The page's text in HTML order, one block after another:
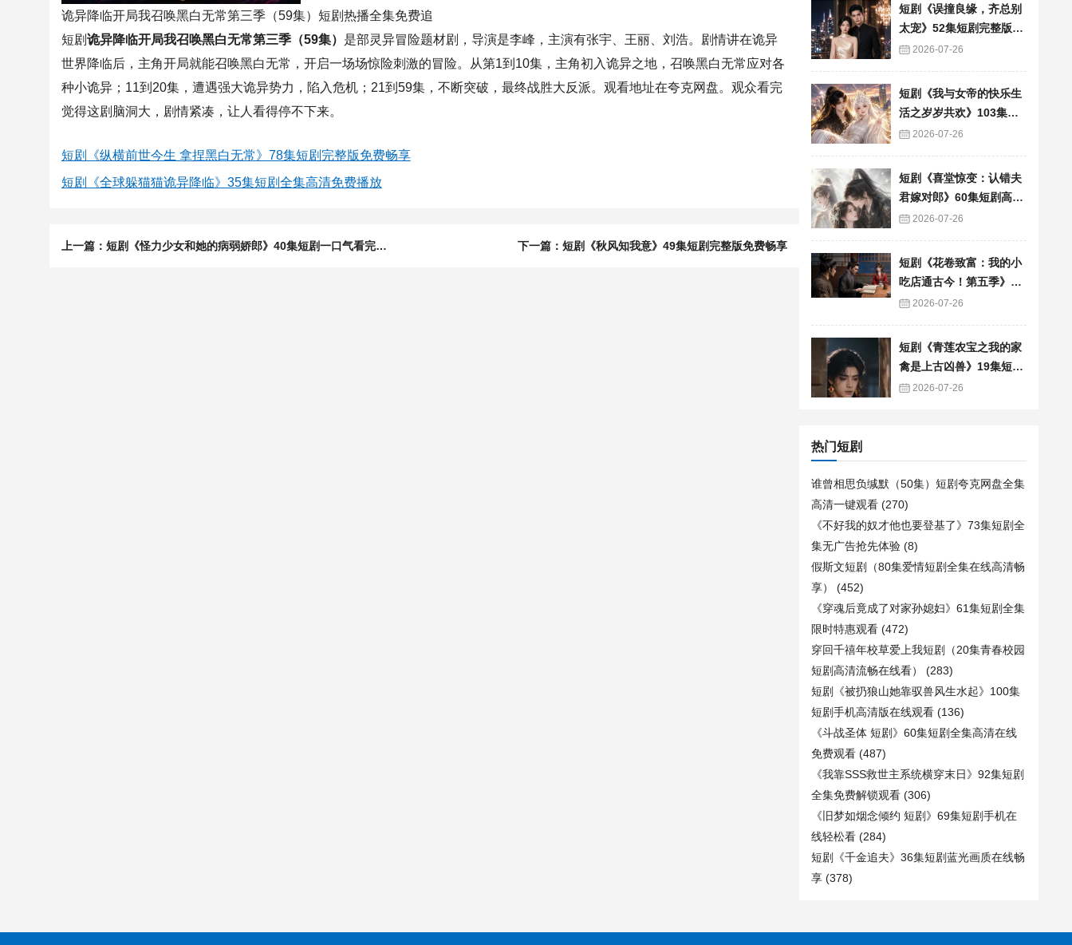
诡异降临开局我召唤黑白无常第三季（59集）短剧热播全集免费追
短剧诡异降临开局我召唤黑白无常第三季（59集） 是部灵异冒险题材剧，导演是李峰，主演有张宇、王丽、刘浩。剧情讲在诡异
世界降临后，主角开局就能召唤黑白无常，开启一场场惊险刺激的冒险。从第1到10集，主角初入诡异之地，召唤黑白无常应对各
种小诡异；11到20集，遭遇强大诡异势力，陷入危机；21到59集，不断突破，最终战胜大反派。观看地址在夸克网盘。观众看完
觉得这剧脑洞大，剧情紧凑，让人看得停不下来。
短剧《纵横前世今生 拿捏黑白无常》78集短剧完整版免费畅享
短剧《全球躲猫猫诡异降临》35集短剧全集高清免费播放
上一篇：短剧《怪力少女和她的病弱娇郎》40集短剧一口气看完大结局 下一篇：短剧《秋风知我意》49集短剧完整版免费畅享
短剧《误撞良缘，齐总别
太宠》52集短剧完整版免
费畅享观看
2026-07-26
短剧《我与女帝的快乐生
活之岁岁共欢》103集短
剧全集在线畅快看
2026-07-26
短剧《喜堂惊变：认错夫
君嫁对郎》60集短剧高清
全集在线速看
2026-07-26
短剧《花卷致富：我的小
吃店通古今！第五季》90
集短剧免费追剧全集资源
2026-07-26
短剧《青莲农宝之我的家
禽是上古凶兽》19集短剧
免费在线观看全集
2026-07-26
热门短剧
谁曾相思负缄默（50集）短剧夸克网盘全集
高清一键观看 (270)
《不好我的奴才他也要登基了》73集短剧全
集无广告抢先体验 (8)
假斯文短剧（80集爱情短剧全集在线高清畅
享）
(452)
《穿魂后竟成了对家孙媳妇》61集短剧全集
限时特惠观看 (472)
穿回千禧年校草爱上我短剧（20集青春校园
短剧高清流畅在线看）
(283)
短剧《被扔狼山她靠驭兽风生水起》100集
短剧手机高清版在线观看 (136)
《斗战圣体 短剧》60集短剧全集高清在线
免费观看 (487)
《我靠SSS救世主系统横穿末日》92集短剧
全集免费解锁观看 (306)
《旧梦如烟念倾约 短剧》69集短剧手机在
线轻松看 (284)
短剧《千金追夫》36集短剧蓝光画质在线畅
享 (378)